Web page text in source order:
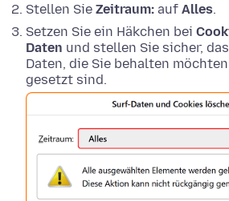
Stellen Sie Zeitraum: auf Alles.
Setzen Sie ein Häkchen bei
Daten und stellen Sie sicher,
Daten, die Sie behalten
gesetzt sind.